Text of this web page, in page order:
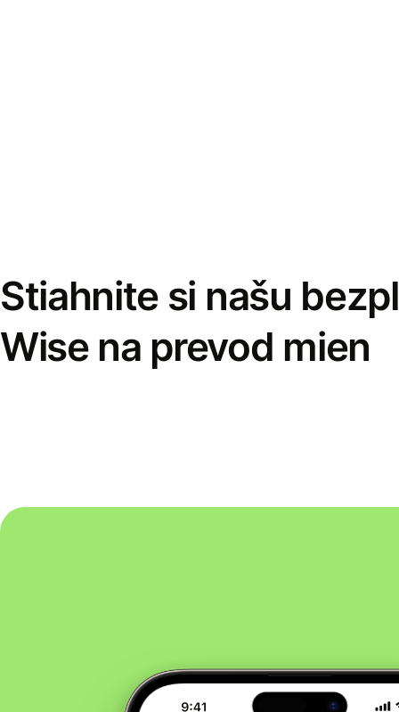
Stiahnite si našu
Wise na prevod mien